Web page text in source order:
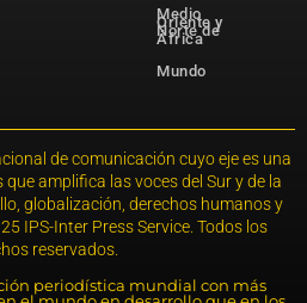
Medio
Oriente y
Norte de
África
Mundo
de comunicación cuyo eje es una
amplifica las voces del Sur y de la
globalización, derechos humanos y
IPS-Inter Press Service. Todos los
reservados.
periodística mundial con más